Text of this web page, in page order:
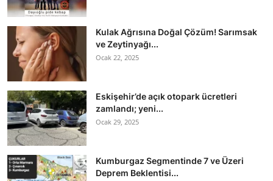
Kulak Ağrısına Doğal Çözüm! Sarımsak
ve Zeytinyağı...
Ocak 22, 2025
Eskişehir’de açık otopark ücretleri
zamlandı; yeni...
Ocak 29, 2025
Kumburgaz Segmentinde 7 ve Üzeri
Deprem Beklentisi...